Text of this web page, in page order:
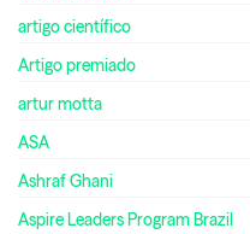
artigo científico
Artigo premiado
artur motta
ASA
Ashraf Ghani
Aspire Leaders Program Brazil